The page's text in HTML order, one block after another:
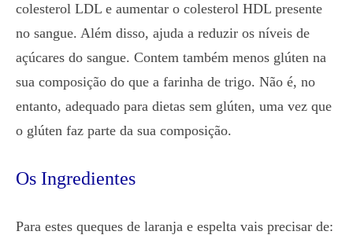
colesterol LDL e aumentar o colesterol HDL presente
no sangue. Além disso, ajuda a reduzir os níveis de
açúcares do sangue. Contem também menos glúten na
sua composição do que a farinha de trigo. Não é, no
entanto, adequado para dietas sem glúten, uma vez que
o glúten faz parte da sua composição.
Os Ingredientes
Para estes queques de laranja e espelta vais precisar de: